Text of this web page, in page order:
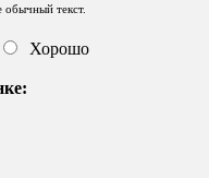
текст.
Хорошо